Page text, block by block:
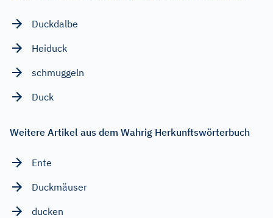
Duckdalbe
Heiduck
schmuggeln
Duck
Weitere Artikel aus dem Wahrig Herkunftswörterbuch
Ente
Duckmäuser
ducken